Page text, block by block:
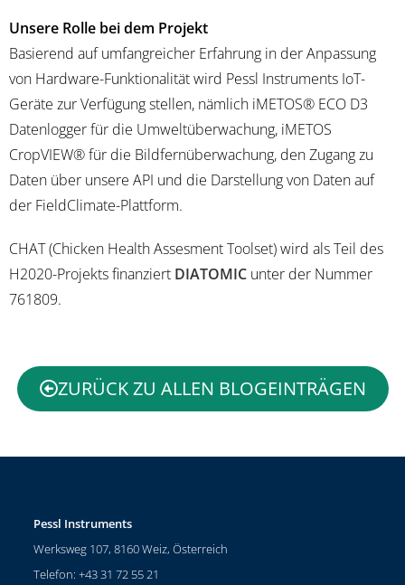
Unsere Rolle bei dem Projekt
Basierend auf umfangreicher Erfahrung in der Anpassung
von Hardware-Funktionalität wird Pessl Instruments IoT-
Geräte zur Verfügung stellen, nämlich iMETOS® ECO D3
Datenlogger für die Umweltüberwachung, iMETOS
CropVIEW® für die Bildfernüberwachung, den Zugang zu
Daten über unsere API und die Darstellung von Daten auf
der FieldClimate-Plattform.
CHAT (Chicken Health Assesment Toolset) wird als Teil des
H2020-Projekts finanziert DIATOMIC unter der Nummer
761809.
ZURÜCK ZU ALLEN BLOGEINTRÄGEN
Pessl Instruments
Werksweg 107, 8160 Weiz, Österreich
Telefon: +43 31 72 55 21